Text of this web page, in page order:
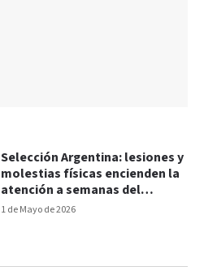
1 de Mayo de 2026
Selección Argentina: lesiones y
molestias físicas encienden la
atención a semanas del
Mundial